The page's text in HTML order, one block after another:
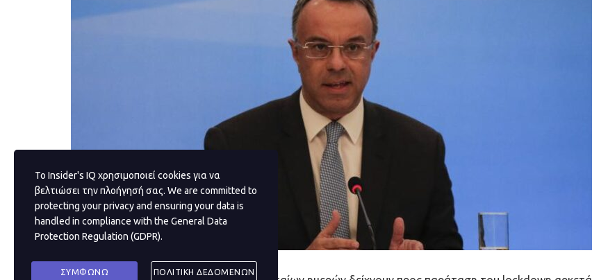
Το Insider's IQ χρησιμοποιεί cookies για να
βελτιώσει την πλοήγησή σας. We are committed to
protecting your privacy and ensuring your data is
handled in compliance with the General Data
Protection Regulation (GDPR).
ΣΥΜΦΩΝΩ ΠΟΛΙΤΙΚΗ ΔΕΔΟΜΕΝΩΝ